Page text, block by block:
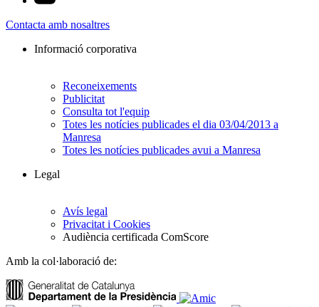
Contacta amb nosaltres
Informació corporativa
Reconeixements
Publicitat
Consulta tot l'equip
Totes les notícies publicades el dia 03/04/2013 a
Manresa
Totes les notícies publicades avui a Manresa
Legal
Avís legal
Privacitat i Cookies
Audiència certificada ComScore
Amb la col·laboració de: